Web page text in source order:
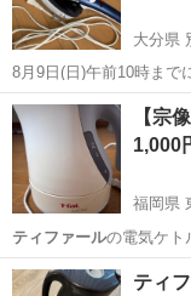
大分県
8月9日(日)午前10時まで
使用しました。
大分 別府市 別府
【宗
1,000
福岡県
ティファール
福岡 宗像市
ティ